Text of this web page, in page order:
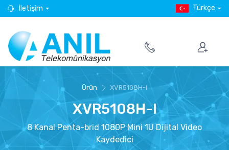
İletişim Türkçe
Ürün XVR5108H-I
XVR5108H-I
8 Kanal Penta-brid 1080P Mini 1U Dijital Video
Kaydedici